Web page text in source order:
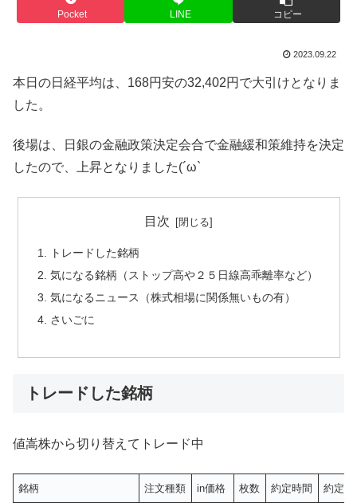
Pocket LINE コピー
2023.09.22
本日の日経平均は、168円安の32,402円で大引けとなりま
した。
後場は、日銀の金融政策決定会合で金融緩和策維持を決定
したので、上昇となりました(´ω`
目次
トレードした銘柄
気になる銘柄（ストップ高や２５日線高乖離率など）
気になるニュース（株式相場に関係無いもの有）
さいごに
トレードした銘柄
値嵩株から切り替えてトレード中
銘柄 注文種類 in価格 枚数 約定時間 約定概